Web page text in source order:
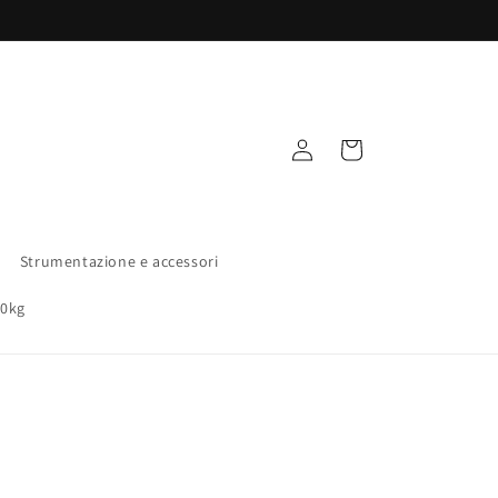
Strumentazione e accessori
Accedi Carrello